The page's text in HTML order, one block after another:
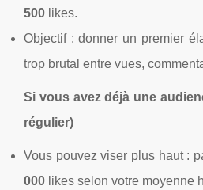
500 likes.
Objectif : donner un premier
trop brutal entre vues,
Si vous avez déjà une
régulier)
Vous pouvez viser plus haut :
000 likes selon votre moyenne